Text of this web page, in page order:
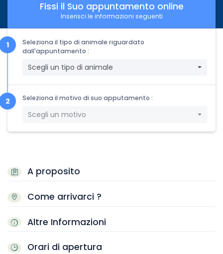
A proposito
Come arrivarci ?
Altre Informazioni
Orari di apertura
Fissi il Suo appuntamento online
Inserisci le informazioni seguenti
Seleziona il tipo di animale riguardato
dall'appuntamento :
Scegli un tipo di animale
Seleziona il motivo di suo apputamento :
Scegli un motivo